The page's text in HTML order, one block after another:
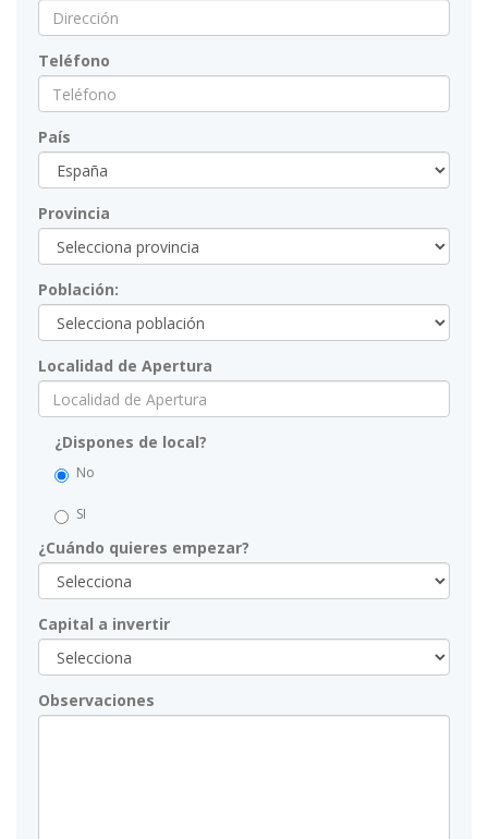
Teléfono
País
Provincia
Población:
Localidad de Apertura
¿Dispones de local?
No
SI
¿Cuándo quieres empezar?
Capital a invertir
Observaciones